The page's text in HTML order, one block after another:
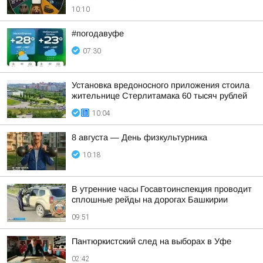
10:10
#погодавуфе
07:30
Установка вредоносного приложения стоила
жительнице Стерлитамака 60 тысяч рублей
10:04
8 августа — День физкультурника
10:18
В утренние часы Госавтоинспекция проводит
сплошные рейды на дорогах Башкирии
09:51
Пантюркистский след на выборах в Уфе
02:42